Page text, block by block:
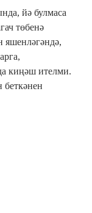
йә булмаса
төбенә
киңәш ителми.
беткәнен